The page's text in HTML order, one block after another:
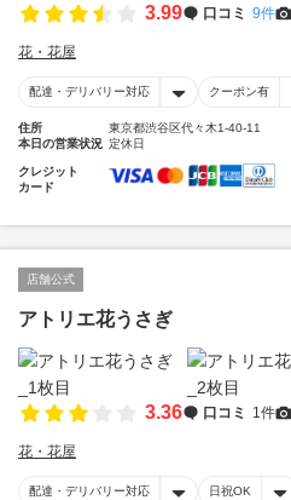
3.99 口コミ 9件
花・花屋
配達・デリバリー対応 クーポン有
住所
東京都渋谷区代々木1-40-11
本日の営業状況 定休日
クレジット
カード
店舗公式
アトリエ花うさぎ
3.36 口コミ 1件
花・花屋
配達・デリバリー対応 日祝OK